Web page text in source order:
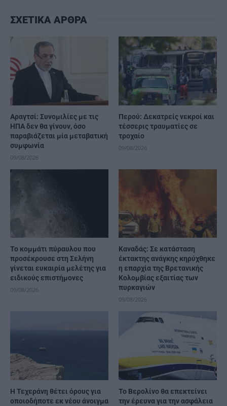
ΣΧΕΤΙΚΑ ΑΡΘΡΑ
Αραγτσί: Συνομιλίες με τις
ΗΠΑ δεν θα γίνουν, όσο
παραβιάζεται μία μεταβατική
συμφωνία
09/08/2026
Περού: Δεκατρείς νεκροί και
τέσσερις τραυματίες σε
τροχαίο
09/08/2026
Το κομμάτι πύραυλου που
προσέκρουσε στη Σελήνη
γίνεται ευκαιρία μελέτης για
ειδικούς επιστήμονες
09/08/2026
Καναδάς: Σε κατάσταση
έκτακτης ανάγκης κηρύχθηκε
η επαρχία της Βρετανικής
Κολομβίας εξαιτίας των
πυρκαγιών
09/08/2026
Η Τεχεράνη θέτει όρους για
οποιοδήποτε εκ νέου άνοιγμα
Το Βερολίνο θα επεκτείνει
την έρευνα για την ασφάλεια